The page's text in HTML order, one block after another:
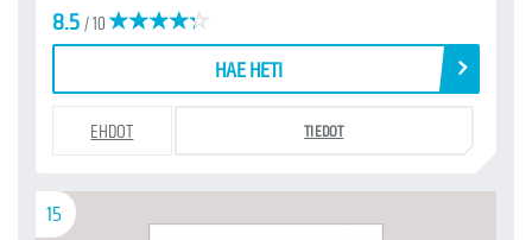
8.5/ 10
HAE HETI
EHDOT TIEDOT
15